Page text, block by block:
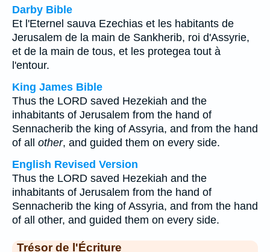
Darby Bible
Et l'Eternel sauva Ezechias et les habitants de
Jerusalem de la main de Sankherib, roi d'Assyrie,
et de la main de tous, et les protegea tout à
l'entour.
King James Bible
Thus the LORD saved Hezekiah and the
inhabitants of Jerusalem from the hand of
Sennacherib the king of Assyria, and from the hand
of all other, and guided them on every side.
English Revised Version
Thus the LORD saved Hezekiah and the
inhabitants of Jerusalem from the hand of
Sennacherib the king of Assyria, and from the hand
of all other, and guided them on every side.
Trésor de l'Écriture